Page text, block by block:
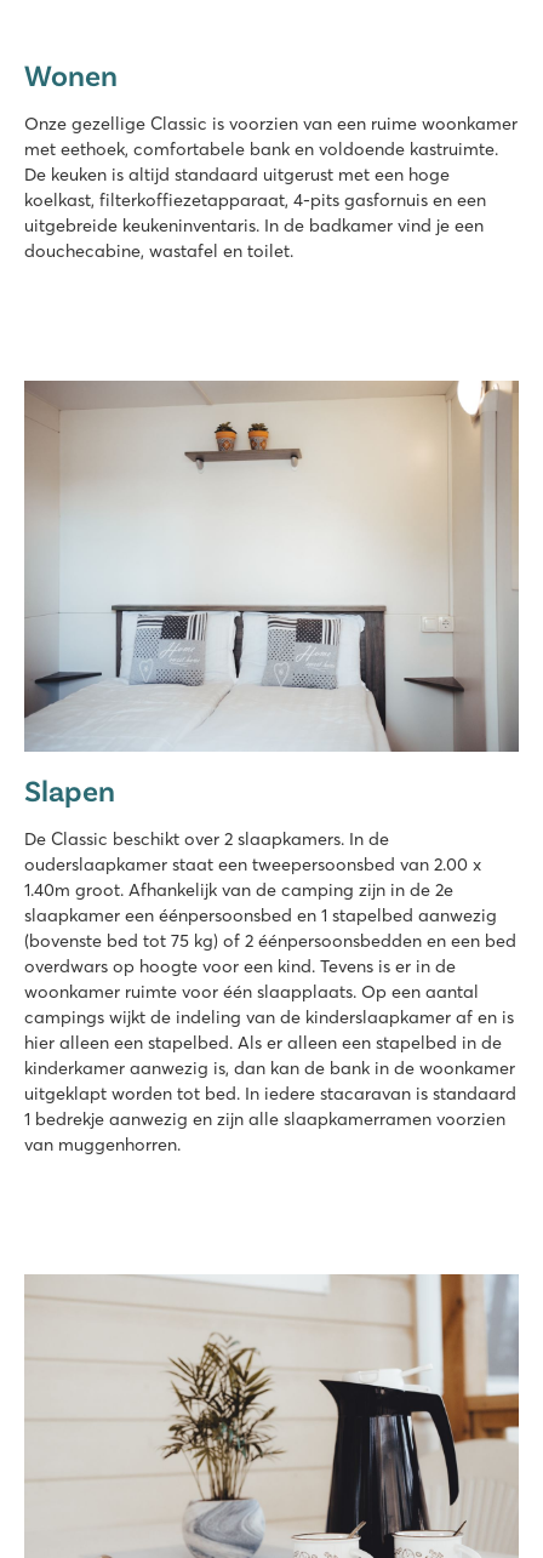
Wonen
Onze gezellige Classic is voorzien van een ruime woonkamer
met eethoek, comfortabele bank en voldoende kastruimte.
De keuken is altijd standaard uitgerust met een hoge
koelkast, filterkoffiezetapparaat, 4-pits gasfornuis en een
uitgebreide keukeninventaris. In de badkamer vind je een
douchecabine, wastafel en toilet.
Slapen
De Classic beschikt over 2 slaapkamers. In de
ouderslaapkamer staat een tweepersoonsbed van 2.00 x
1.40m groot. Afhankelijk van de camping zijn in de 2e
slaapkamer een éénpersoonsbed en 1 stapelbed aanwezig
(bovenste bed tot 75 kg) of 2 éénpersoonsbedden en een bed
overdwars op hoogte voor een kind. Tevens is er in de
woonkamer ruimte voor één slaapplaats. Op een aantal
campings wijkt de indeling van de kinderslaapkamer af en is
hier alleen een stapelbed. Als er alleen een stapelbed in de
kinderkamer aanwezig is, dan kan de bank in de woonkamer
uitgeklapt worden tot bed. In iedere stacaravan is standaard
1 bedrekje aanwezig en zijn alle slaapkamerramen voorzien
van muggenhorren.